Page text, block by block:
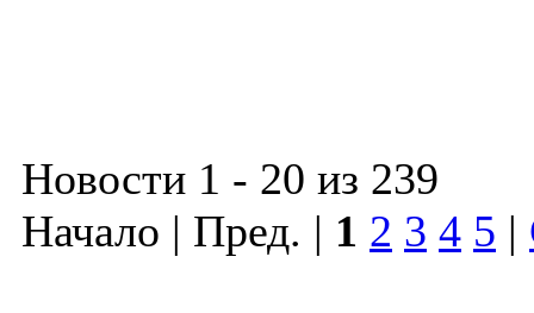
Новости 1 - 20 из 239
Начало | Пред. | 1 2 3 4 5 |